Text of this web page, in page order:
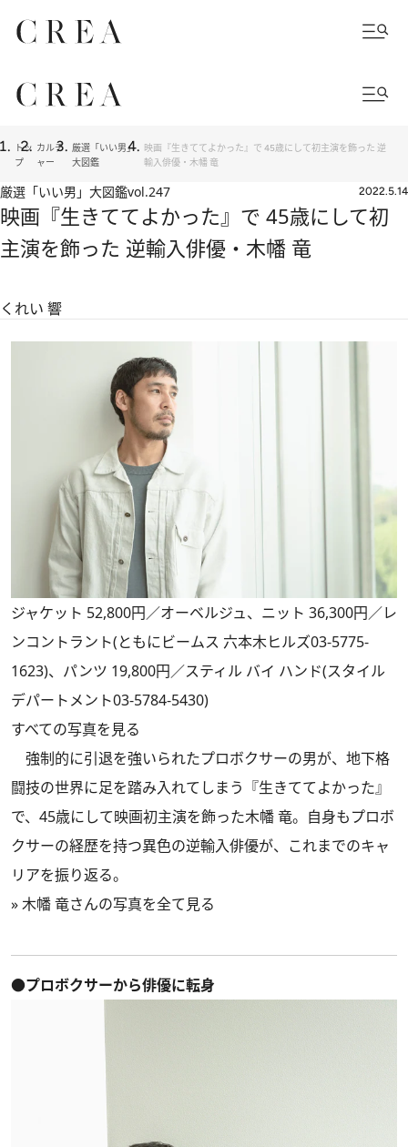
トッ
プ
カルチ
ャー
厳選「いい男」
大図鑑
映画『生きててよかった』で 45歳にして初主演を飾った 逆
輸入俳優・木幡 竜
厳選「いい男」大図鑑vol.247 2022.5.14
映画『生きててよかった』で 45歳にして初
主演を飾った 逆輸入俳優・木幡 竜
くれい 響
ジャケット 52,800円／オーベルジュ、ニット 36,300円／レ
ンコントラント(ともにビームス 六本木ヒルズ03-5775-
1623)、パンツ 19,800円／スティル バイ ハンド(スタイル
デパートメント03-5784-5430)
すべての写真を見る
強制的に引退を強いられたプロボクサーの男が、地下格
闘技の世界に足を踏み入れてしまう『生きててよかった』
で、45歳にして映画初主演を飾った木幡 竜。自身もプロボ
クサーの経歴を持つ異色の逆輸入俳優が、これまでのキャ
リアを振り返る。
»木幡 竜さんの写真を全て見る
●プロボクサーから俳優に転身